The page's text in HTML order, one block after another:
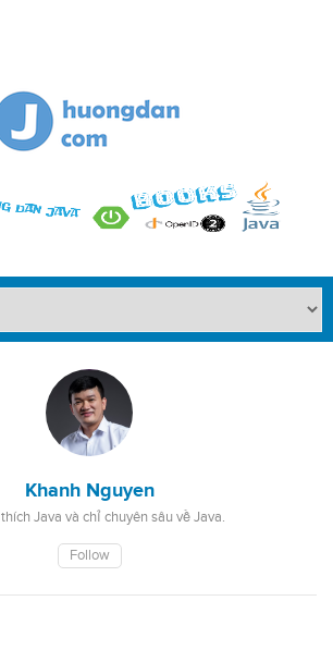
Khanh Nguyen
Java và chỉ chuyên sâu về Java.
Follow